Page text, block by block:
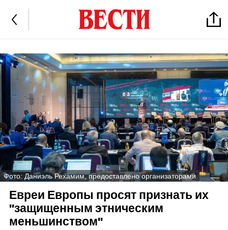
Фото: Даниэль Рехамим, предоставлено организаторами
Евреи Европы просят признать их
"защищенным этническим
меньшинством"